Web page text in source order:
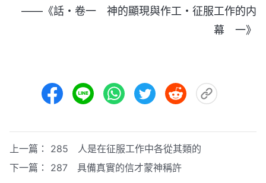
——《話・卷一 神的顯現與作工・征服工作的内
幕 一》
上一篇： 285 人是在征服工作中各從其類的
下一篇： 287 具備真實的信才蒙神稱許